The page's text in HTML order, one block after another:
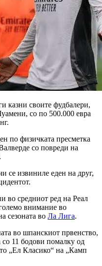
казни своите фудбалери,
со по 500.000 евра
по физичката пресметка
со повреди на
се извиниле еден на друг,
во средниот ред на Реал
внимание во
сезоната во Ла Лига.
во шпанскиот првенство,
со 11 бодови помалку од
„Ел Класико“ на „Камп